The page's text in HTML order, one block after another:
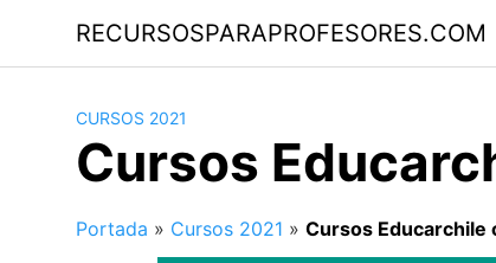
contenido
RECURSOSPARAPROFESORES.COM
CURSOS 2021
Cursos
Portada » Cursos 2021 » Cursos